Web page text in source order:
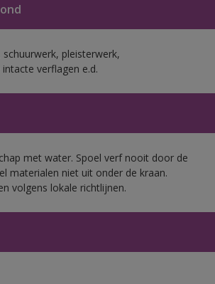
pleisterwerk,
verflagen e.d.
met water. Spoel verf nooit door de
materialen niet uit onder de kraan.
volgens lokale richtlijnen.